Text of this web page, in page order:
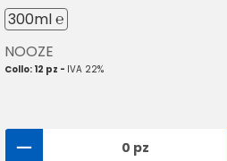
300ml ℮
NOOZE
Collo: 12 pz - IVA 22%
0 pz